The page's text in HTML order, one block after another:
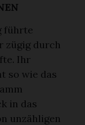
führte
zügig durch
Ihr
so wie das
in das
unzähligen